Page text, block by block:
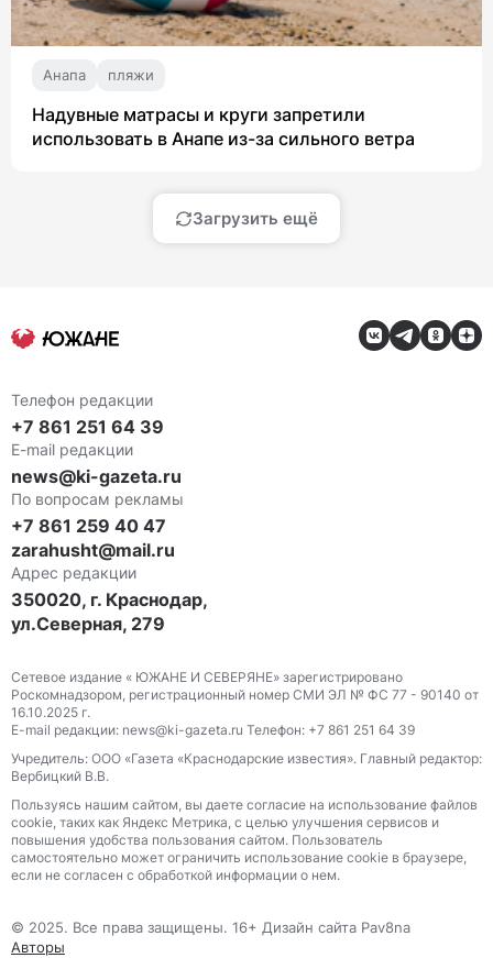
Анапа пляжи
Надувные матрасы и круги запретили
использовать в Анапе из-за сильного ветра
Загрузить ещё
Телефон редакции
+7 861 251 64 39
E-mail редакции
news@ki-gazeta.ru
По вопросам рекламы
+7 861 259 40 47
zarahusht@mail.ru
Адрес редакции
350020, г. Краснодар,
ул.Северная, 279
Сетевое издание « ЮЖАНЕ И СЕВЕРЯНЕ» зарегистрировано
Роскомнадзором, регистрационный номер СМИ ЭЛ № ФС 77 - 90140 от
16.10.2025 г.
E-mail редакции: news@ki-gazeta.ru Телефон: +7 861 251 64 39
Учредитель: ООО «Газета «Краснодарские известия». Главный редактор:
Вербицкий В.В.
Пользуясь нашим сайтом, вы даете согласие на использование файлов
сооkіе, таких как Яндекс Метрика, с целью улучшения сервисов и
повышения удобства пользования сайтом. Пользователь
самостоятельно может ограничить использование сооkіе в браузере,
если не согласен с обработкой информации о нем.
© 2025. Все права защищены. 16+ Дизайн сайта Pav8na
Авторы